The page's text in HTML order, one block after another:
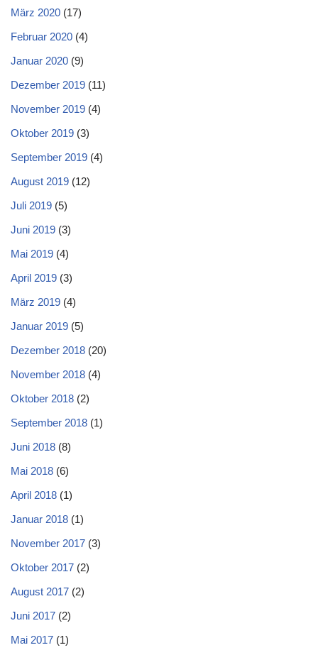
März 2020 (17)
Februar 2020 (4)
Januar 2020 (9)
Dezember 2019 (11)
November 2019 (4)
Oktober 2019 (3)
September 2019 (4)
August 2019 (12)
Juli 2019 (5)
Juni 2019 (3)
Mai 2019 (4)
April 2019 (3)
März 2019 (4)
Januar 2019 (5)
Dezember 2018 (20)
November 2018 (4)
Oktober 2018 (2)
September 2018 (1)
Juni 2018 (8)
Mai 2018 (6)
April 2018 (1)
Januar 2018 (1)
November 2017 (3)
Oktober 2017 (2)
August 2017 (2)
Juni 2017 (2)
Mai 2017 (1)